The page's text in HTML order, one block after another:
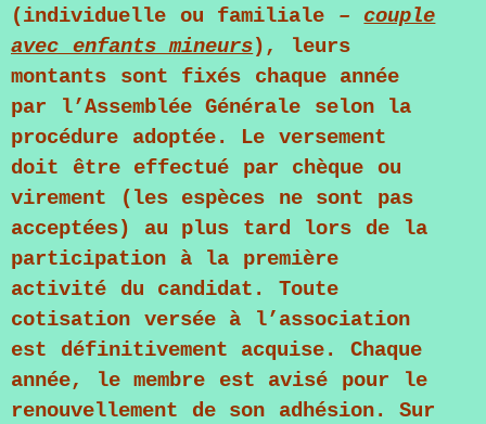
(individuelle ou familiale –couple
avec enfants mineurs) , leurs
montants sont fixés chaque année
par l’Assemblée Générale selon la
procédure adoptée. Le versement
doit être effectué par chèque ou
virement (les espèces ne sont pas
acceptées) au plus tard lors de la
participation à la première
activité du candidat. Toute
cotisation versée à l’association
est définitivement acquise. Chaque
année, le membre est avisé pour le
renouvellement de son adhésion. Sur